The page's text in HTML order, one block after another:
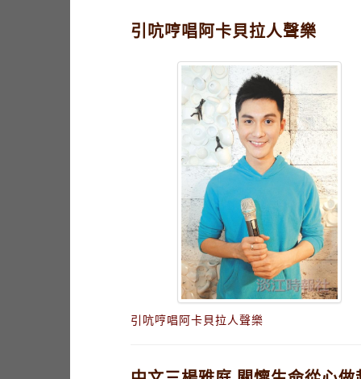
引吭哼唱阿卡貝拉人聲樂
引吭哼唱阿卡貝拉人聲樂